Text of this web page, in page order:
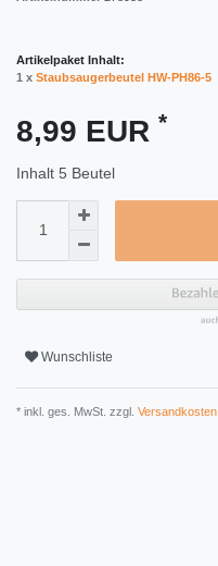
Artikelpaket Inhalt:
1 x Staubsaugerbeutel HW-PH86-5
8,99 EUR *
Inhalt 5 Beutel
Wunschliste
* inkl. ges. MwSt. zzgl. Versandkosten